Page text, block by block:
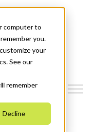
computer to
you.
your
See our
remember
Decline